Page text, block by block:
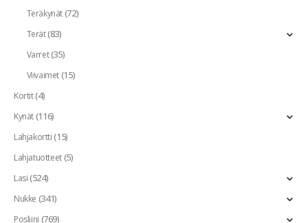
Teräkynät(72)
Terät(83)
Varret(35)
Viivaimet(15)
Kortit(4)
Kynät(116)
Lahjakortti(15)
Lahjatuotteet(5)
Lasi(524)
Nukke (341)
Posliini (769)